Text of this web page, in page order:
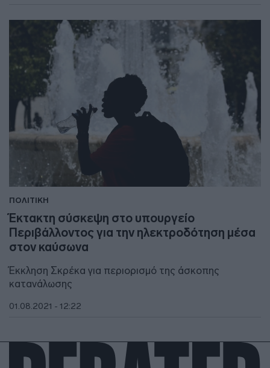
ΠΟΛΙΤΙΚΗ
Έκτακτη σύσκεψη στο υπουργείο
Περιβάλλοντος για την ηλεκτροδότηση μέσα
στον καύσωνα
Έκκληση Σκρέκα για περιορισμό της άσκοπης
κατανάλωσης
01.08.2021 - 12:22